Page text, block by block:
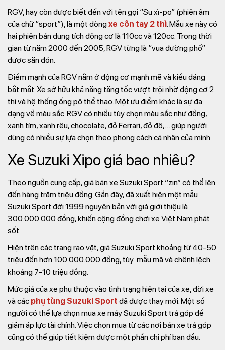
RGV, hay còn được biết đến với tên gọi “Su xì-po” (phiên âm
của chữ “sport”), là một dòng xe côn tay 2 thì. Mẫu xe này có
hai phiên bản dung tích động cơ là 110cc và 120cc. Trong thời
gian từ năm 2000 đến 2005, RGV từng là “vua đường phố”
được săn đón.
Điểm mạnh của RGV nằm ở động cơ mạnh mẽ và kiểu dáng
bắt mắt. Xe sở hữu khả năng tăng tốc vượt trội nhờ động cơ 2
thì và hệ thống ống pô thể thao. Một ưu điểm khác là sự đa
dạng về màu sắc. RGV có nhiều tùy chọn màu sắc như đồng,
xanh tím, xanh rêu, chocolate, đỏ Ferrari, đỏ đô,… giúp người
dùng có nhiều sự lựa chọn theo phong cách cá nhân của mình.
Xe Suzuki Xipo giá bao nhiêu?
Theo nguồn cung cấp, giá bán xe Suzuki Sport “zin” có thể lên
đến hàng trăm triệu đồng. Gần đây, đã xuất hiện một mẫu
Suzuki Sport đời 1999 nguyên bản với giá giới thiệu là
300.000.000 đồng, khiến cộng đồng chơi xe Việt Nam phát
sốt.
Hiện trên các trang rao vặt, giá Suzuki Sport khoảng từ 40-50
triệu đến hơn 100.000.000 đồng, tùy mẫu mã và chênh lệch
khoảng 7-10 triệu đồng.
Mức giá của xe phụ thuộc vào tình trạng hiện tại của xe, đời xe
và các phụ tùng Suzuki Sport đã được thay mới. Một số
người có thể lựa chọn mua xe máy Suzuki Sport trả góp để
giảm áp lực tài chính. Việc chọn mua từ các nơi bán xe trả góp
cũng có thể giúp tiết kiệm được một phần chi phí ban đầu.